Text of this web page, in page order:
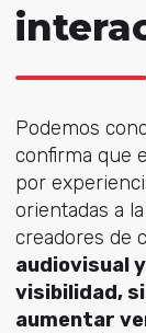
Podemos
confirma que
por
orientadas a
creadores de
audiovisual
visibilidad,
aumentar